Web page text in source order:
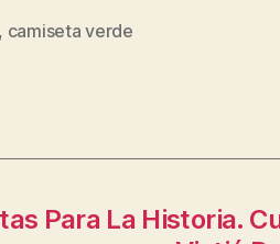
, camiseta verde
Para La Historia.